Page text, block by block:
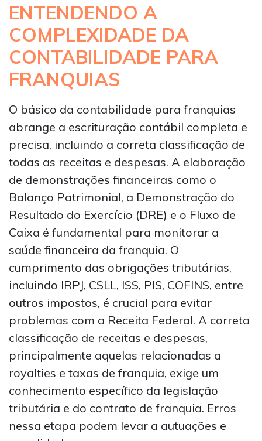
ENTENDENDO A
COMPLEXIDADE DA
CONTABILIDADE PARA
FRANQUIAS
O básico da contabilidade para franquias
abrange a escrituração contábil completa e
precisa, incluindo a correta classificação de
todas as receitas e despesas. A elaboração
de demonstrações financeiras como o
Balanço Patrimonial, a Demonstração do
Resultado do Exercício (DRE) e o Fluxo de
Caixa é fundamental para monitorar a
saúde financeira da franquia. O
cumprimento das obrigações tributárias,
incluindo IRPJ, CSLL, ISS, PIS, COFINS, entre
outros impostos, é crucial para evitar
problemas com a Receita Federal. A correta
classificação de receitas e despesas,
principalmente aquelas relacionadas a
royalties e taxas de franquia, exige um
conhecimento específico da legislação
tributária e do contrato de franquia. Erros
nessa etapa podem levar a autuações e